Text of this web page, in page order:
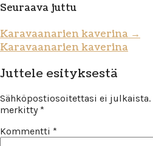
Seuraava juttu
Karavaanarien kaverina →
Karavaanarien kaverina
Juttele esityksestä
Sähköpostiosoitettasi ei julkaista.
merkitty *
Kommentti *